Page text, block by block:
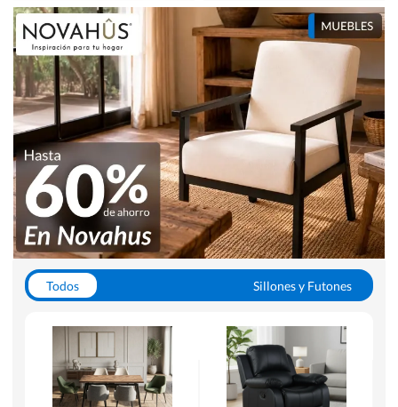
Todos
Sillones y Futones
Escritorios y Sillas PC
Racks y Muebles TV
Alfombras